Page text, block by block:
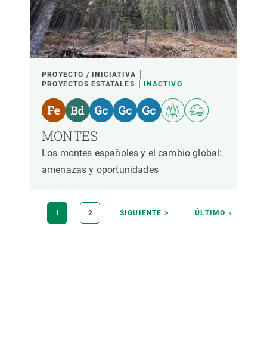
PROYECTO / INICIATIVA
PROYECTOS ESTATALES
INACTIVO
MONTES
Los montes españoles y el cambio global:
amenazas y oportunidades
PaginaciónPÁGINA
ACTUAL
1 PÁGINA
2
SIGUIENTE
SIGUIENTE >
ÚLTIMA
ÚLTIMO »